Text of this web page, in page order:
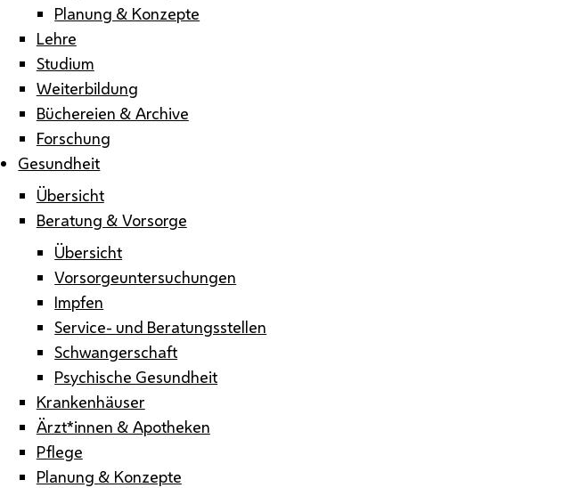
Planung & Konzepte
Lehre
Studium
Weiterbildung
Büchereien & Archive
Forschung
Gesundheit
Übersicht
Beratung & Vorsorge
Übersicht
Vorsorgeuntersuchungen
Impfen
Service- und Beratungsstellen
Schwangerschaft
Psychische Gesundheit
Krankenhäuser
Ärzt*innen & Apotheken
Pflege
Planung & Konzepte